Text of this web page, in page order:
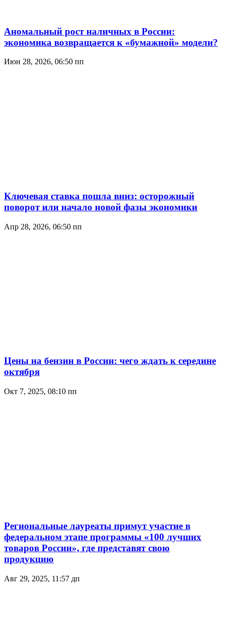
Аномальный рост наличных в России:
экономика возвращается к «бумажной» модели?
Июн 28, 2026, 06:50 пп
Ключевая ставка пошла вниз: осторожный
поворот или начало новой фазы экономики
Апр 28, 2026, 06:50 пп
Цены на бензин в России: чего ждать к середине
октября
Окт 7, 2025, 08:10 пп
Региональные лауреаты примут участие в
федеральном этапе программы «100 лучших
товаров России», где представят свою
продукцию
Авг 29, 2025, 11:57 дп